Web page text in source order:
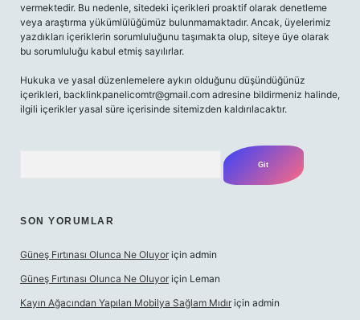
vermektedir. Bu nedenle, sitedeki içerikleri proaktif olarak denetleme
veya araştırma yükümlülüğümüz bulunmamaktadır. Ancak, üyelerimiz
yazdıkları içeriklerin sorumluluğunu taşımakta olup, siteye üye olarak
bu sorumluluğu kabul etmiş sayılırlar.
Hukuka ve yasal düzenlemelere aykırı olduğunu düşündüğünüz
içerikleri, backlinkpanelicomtr@gmail.com adresine bildirmeniz halinde,
ilgili içerikler yasal süre içerisinde sitemizden kaldırılacaktır.
SON YORUMLAR
Güneş Fırtınası Olunca Ne Oluyor için admin
Güneş Fırtınası Olunca Ne Oluyor için Leman
Kayın Ağacından Yapılan Mobilya Sağlam Mıdır için admin